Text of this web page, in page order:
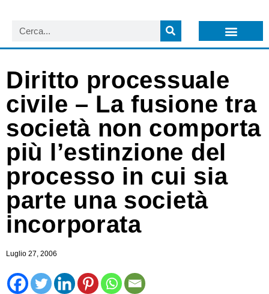
Diritto processuale
civile – La fusione tra
società non comporta
più l’estinzione del
processo in cui sia
parte una società
incorporata
Luglio 27, 2006